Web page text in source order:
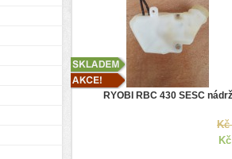
RYOBI RBC 430 SESC nádrž
Kč